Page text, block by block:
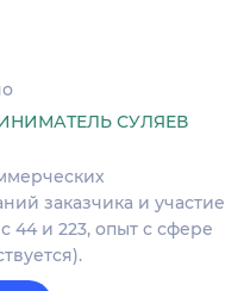
СУЛЯЕВ
заказчика и участие
44 и 223, опыт с сфере